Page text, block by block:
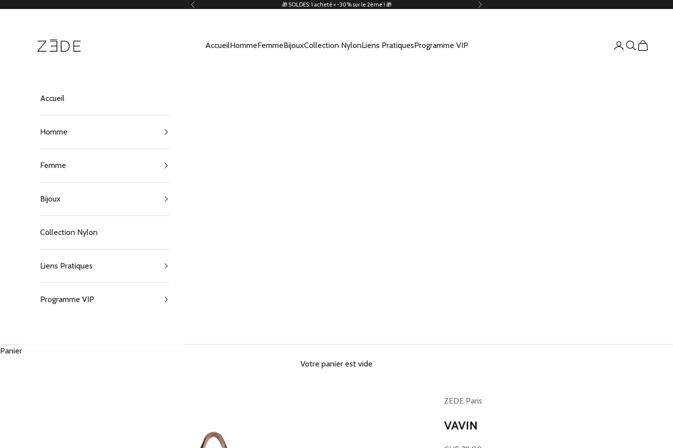
Précédent 🎁 SOLDES: 1 acheté = -30% sur le 2ème ! 🎁 Suivant
AccueilHommeFemmeBijouxCollection NylonLiens PratiquesProgramme VIP Connexion
Recherche
Panier
Accueil
Homme
Femme
Bijoux
Collection Nylon
Liens Pratiques
Programme VIP
Panier
Votre panier est vide
ZEDE Paris
VAVIN